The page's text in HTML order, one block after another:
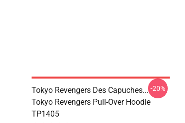
Tokyo Revengers Des Capuches...
Tokyo Revengers Pull-Over Hoodie
TP1405
-20%